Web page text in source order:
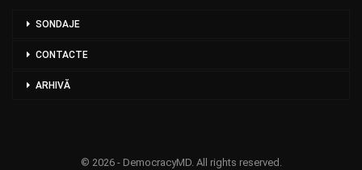
SONDAJE
CONTACTE
ARHIVĂ
© 2026 - DemocracyMD. All rights reserved.